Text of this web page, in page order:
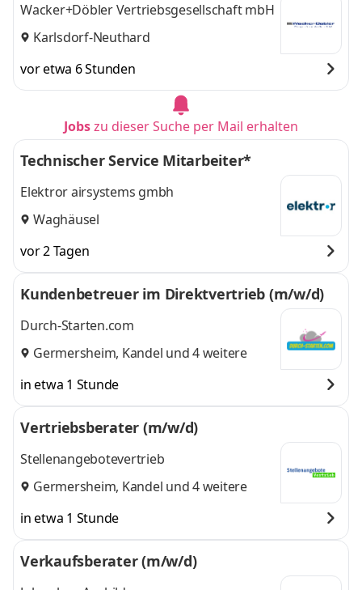
Wacker+Döbler Vertriebsgesellschaft mbH
Karlsdorf-Neuthard
vor etwa 6 Stunden
Jobszu dieser Suche per Mail erhalten
Technischer Service Mitarbeiter*
Elektror airsystems gmbh
Waghäusel
vor 2 Tagen
Kundenbetreuer im Direktvertrieb (m/w/d)
Durch-Starten.com
Germersheim, Kandel und 4 weitere
in etwa 1 Stunde
Vertriebsberater (m/w/d)
Stellenangebotevertrieb
Germersheim, Kandel und 4 weitere
in etwa 1 Stunde
Verkaufsberater (m/w/d)